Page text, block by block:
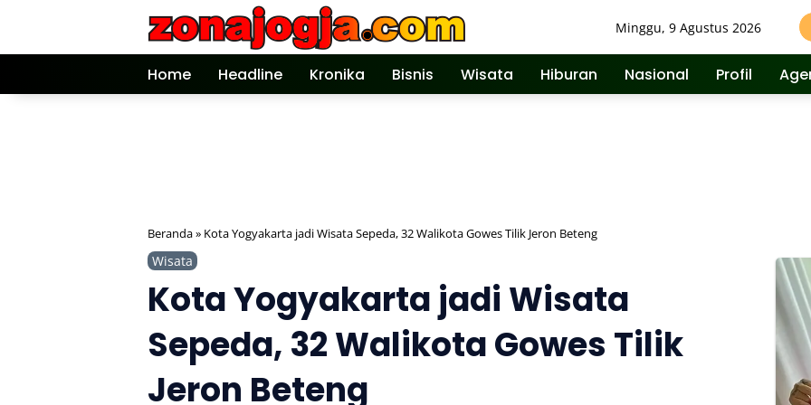
Minggu, 9 Agustus 2026
Home Headline Kronika Bisnis Wisata Hiburan Nasional Profil
Beranda» Kota Yogyakarta jadi Wisata Sepeda, 32 Walikota Gowes Tilik Jeron Beteng
Wisata
Kota Yogyakarta jadi Wisata
Sepeda, 32 Walikota Gowes Tilik
Jeron Beteng